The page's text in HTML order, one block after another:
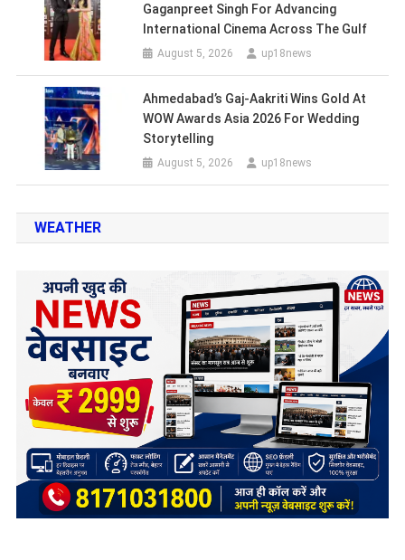
Gaganpreet Singh For Advancing
International Cinema Across The Gulf
August 5, 2026 up18news
Ahmedabad’s Gaj-Aakriti Wins Gold At
WOW Awards Asia 2026 For Wedding
Storytelling
August 5, 2026 up18news
WEATHER